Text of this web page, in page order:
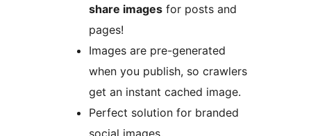
share images for posts and
pages!
Images are pre-generated
when you publish, so crawlers
get an instant cached image.
Perfect solution for branded